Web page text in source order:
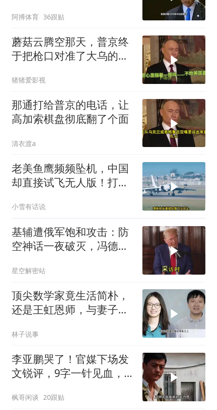
阿搏体育 36跟贴
蘑菇云腾空那天，普京终
于把枪口对准了大乌的军
猪猪爱影视
那通打给普京的电话，让
高加索棋盘彻底翻了个面
清衣渡a
老美鱼鹰频频坠机，中国
却直接试飞无人版！打着
小雪有话说
基辅遭俄军饱和攻击：防
空神话一夜破灭，冯德莱
了急
星空解密站
顶尖数学家竟生活简朴，
还是王虹恩师，与妻子合
林子说事
李亚鹏哭了！官媒下场发
文锐评，9字一针见血，
枫哥闲谈 20跟贴